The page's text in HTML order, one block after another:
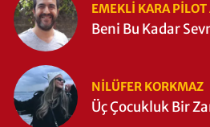
EMEKLI KARA
Beni Bu Kadar
NILÜFER KORKMAZ
Üç Çocukluk Bir